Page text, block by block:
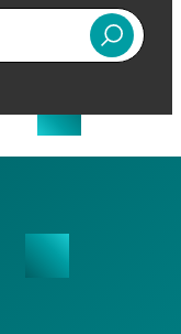
Entregar